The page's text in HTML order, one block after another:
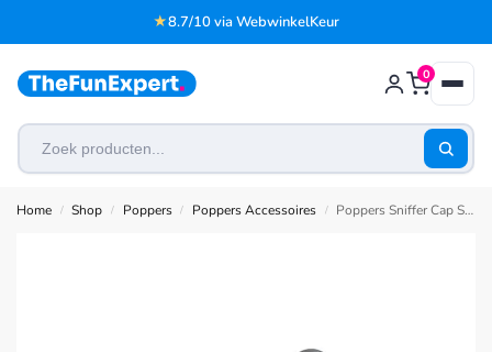
★8.7/10 via WebwinkelKeur
0
Home / Shop / Poppers / Poppers Accessoires / Poppers Sniffer Cap Small